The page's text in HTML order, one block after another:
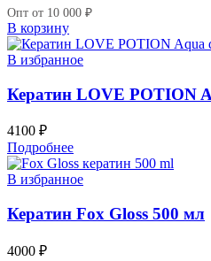
Опт от 10 000 ₽
В корзину
В избранное
Кератин LOVE POTION
4100 ₽
Подробнее
В избранное
Кератин Fox Gloss 500 мл
4000 ₽